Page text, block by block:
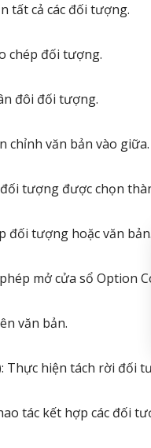
tất cả các đối tượng.
chép đối tượng.
đôi đối tượng.
chỉnh văn bản vào giữa.
đối tượng được chọn
đối tượng hoặc văn bản.
mở cửa sổ Option
văn bản.
Thực hiện tách rời đối
tác kết hợp các đối